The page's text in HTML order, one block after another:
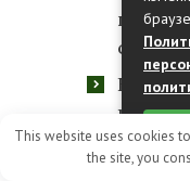
целей
This website uses cookies
the site, you